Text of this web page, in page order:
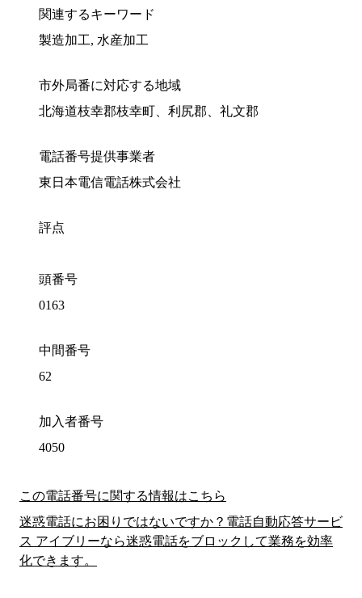
関連するキーワード
製造加工, 水産加工
市外局番に対応する地域
北海道枝幸郡枝幸町、利尻郡、礼文郡
電話番号提供事業者
東日本電信電話株式会社
評点
頭番号
0163
中間番号
62
加入者番号
4050
この電話番号に関する情報はこちら
迷惑電話にお困りではないですか？電話自動応答サービ
ス アイブリーなら迷惑電話をブロックして業務を効率
化できます。